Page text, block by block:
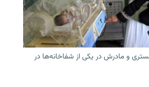
و مادرش در یکی از شفاخانه‌ها در